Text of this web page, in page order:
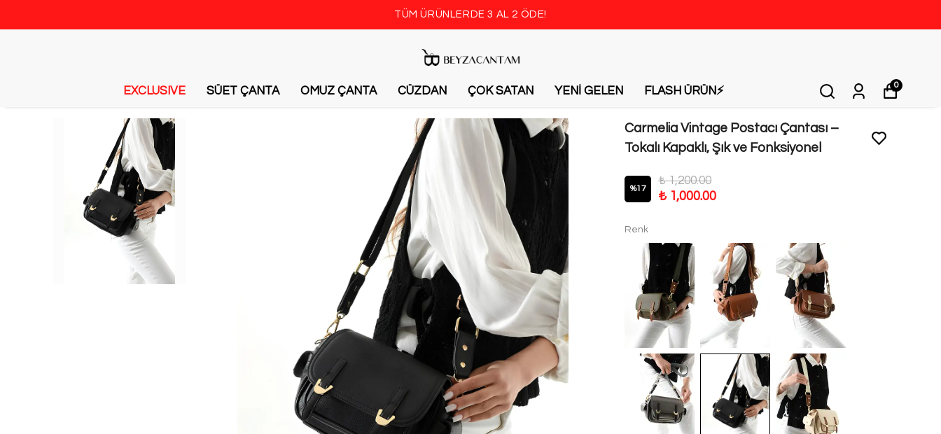
TÜM ÜRÜNLERDE 3 AL 2 ÖDE!
EXCLUSIVE SÜET ÇANTA OMUZ ÇANTA CÜZDAN ÇOK SATAN YENİ GELEN FLASH ÜRÜN⚡️ 0
Carmelia Vintage Postacı Çantası –
Tokalı Kapaklı, Şık ve Fonksiyonel
%17
₺ 1,200.00
₺ 1,000.00
Renk